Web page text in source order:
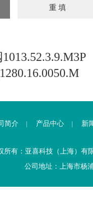
简介 产品中心 新
所有：亚喜科技（上海）
公司地址：上海市杨